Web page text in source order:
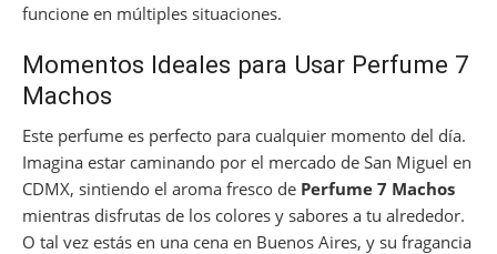
funcione en múltiples situaciones.
Momentos Ideales para Usar Perfume 7
Machos
Este perfume es perfecto para cualquier momento del día.
Imagina estar caminando por el mercado de San Miguel en
CDMX, sintiendo el aroma fresco de Perfume 7 Machos
mientras disfrutas de los colores y sabores a tu alrededor.
O tal vez estás en una cena en Buenos Aires, y su fragancia